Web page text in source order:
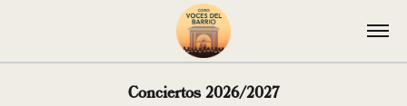
Conciertos 2026/2027